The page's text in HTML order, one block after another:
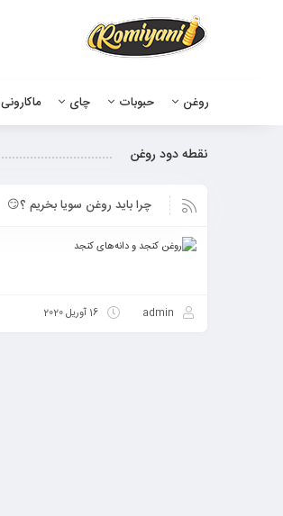
روغن حبوبات چای ماکارونی
نقطه دود روغن
چرا باید روغن سویا بخریم ؟😏
admin 16 آوریل 2020